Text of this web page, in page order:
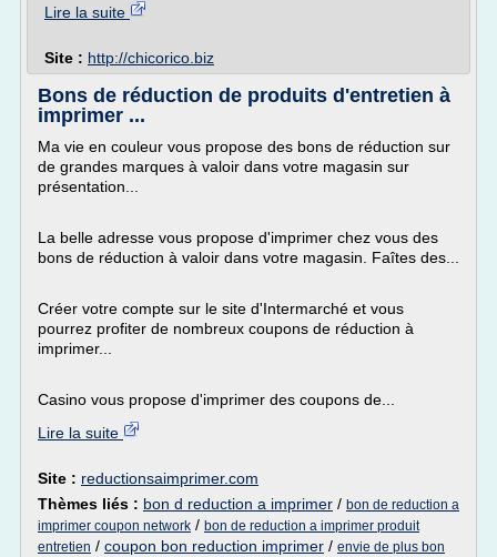
Lire la suite
Site : http://chicorico.biz
Bons de réduction de produits d'entretien à
imprimer ...
Ma vie en couleur vous propose des bons de réduction sur
de grandes marques à valoir dans votre magasin sur
présentation...
La belle adresse vous propose d'imprimer chez vous des
bons de réduction à valoir dans votre magasin. Faîtes des...
Créer votre compte sur le site d'Intermarché et vous
pourrez profiter de nombreux coupons de réduction à
imprimer...
Casino vous propose d'imprimer des coupons de...
Lire la suite
Site : reductionsaimprimer.com
Thèmes liés : bon d reduction a imprimer / bon de reduction a
imprimer coupon network / bon de reduction a imprimer produit
entretien / coupon bon reduction imprimer / envie de plus bon